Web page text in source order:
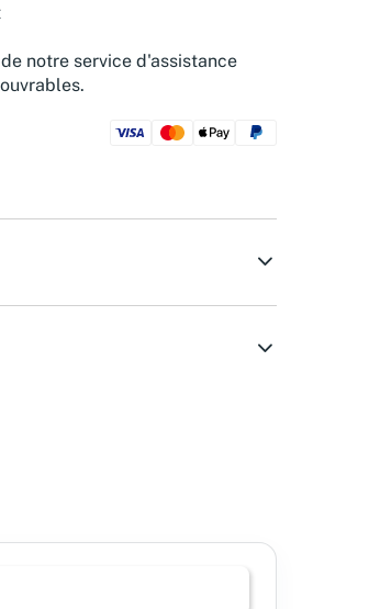
notre service d'assistance